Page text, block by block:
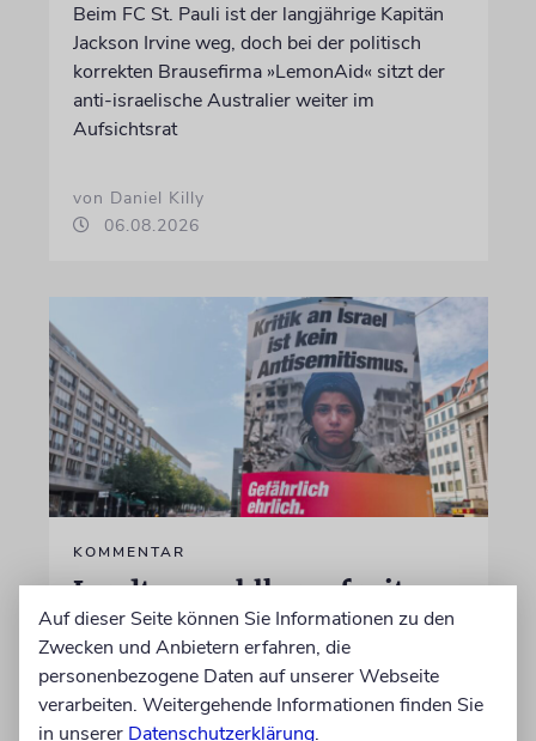
Beim FC St. Pauli ist der langjährige Kapitän
Jackson Irvine weg, doch bei der politisch
korrekten Brausefirma »LemonAid« sitzt der
anti-israelische Australier weiter im
Aufsichtsrat
von Daniel Killy
06.08.2026
KOMMENTAR
Landtagswahlkampf mit
Israelfeindlichkeit
Mit einem vielleicht auf den ersten Blick
unschuldigen Satz macht das BSW
Stimmung. Gegen den einzigen jüdischen
Auf dieser Seite können Sie Informationen zu den
Zwecken und Anbietern erfahren, die
personenbezogene Daten auf unserer Webseite
verarbeiten. Weitergehende Informationen finden Sie
in unserer Datenschutzerklärung.